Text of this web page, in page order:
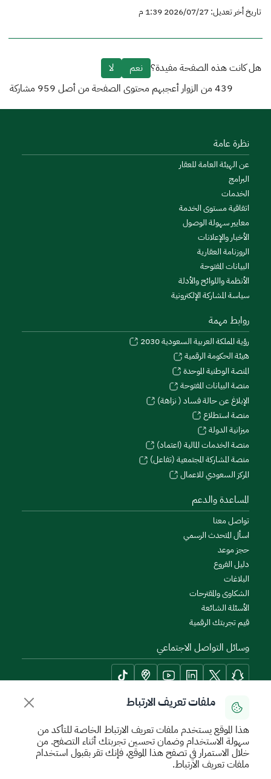
ملفات تعريف الارتباط
هذا الموقع يستخدم ملفات تعريف الارتباط الخاصة للتأكد من
سهولة الاستخدام وضمان تحسين تجربتك أثناء التصفح. من
خلال الاستمرار في تصفح هذا الموقع، فإنك تقر بقبول استخدام
ملفات تعريف الارتباط.
تاريخ أخر تعديل: 2026/07/27 1:39 م
هل كانت هذه الصفحة مفيدة؟ نعم
لا
439 من الزوار أعجبهم محتوى الصفحة من أصل 959 مشاركة
نظرة عامة
عن الهيئة العامة للعقار
البرامج
الخدمات
اتفاقية مستوى الخدمة
معايير سهولة الوصول
الأخبار والإعلانات
الروزنامة العقارية
البيانات المفتوحة
الأنظمة واللوائح والأدلة
سياسة المشاركة الإلكترونية
روابط مهمة
رؤية المملكة العربية السعودية 2030
هيئة الحكومة الرقمية
المنصة الوطنية الموحدة
منصة البيانات المفتوحة
الإبلاغ عن حالة فساد ( نزاهة)
منصة استطلاع
ميزانية الدولة
منصة الخدمات المالية (اعتماد)
منصة المشاركة المجتمعية (تفاعل)
المركز السعودي للاعمال
المساعدة والدعم
تواصل معنا
اسأل المتحدث الرسمي
حجز موعد
دليل الفروع
البلاغات
الشكاوى والمقترحات
الأسئلة الشائعة
قيم تجربتك الرقمية
وسائل التواصل الاجتماعي
أدوات الإتاحة وامكانية الوصول